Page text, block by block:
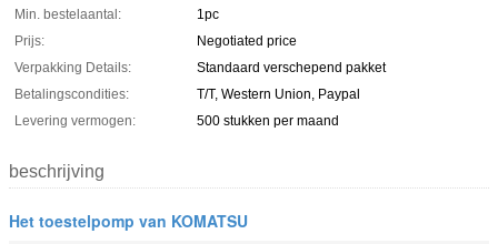
Min. bestelaantal:
1pc
Prijs:
Negotiated price
Verpakking Details:
Standaard verschepend pakket
Betalingscondities:
T/T, Western Union, Paypal
Levering vermogen:
500 stukken per maand
beschrijving
Het toestelpomp van KOMATSU